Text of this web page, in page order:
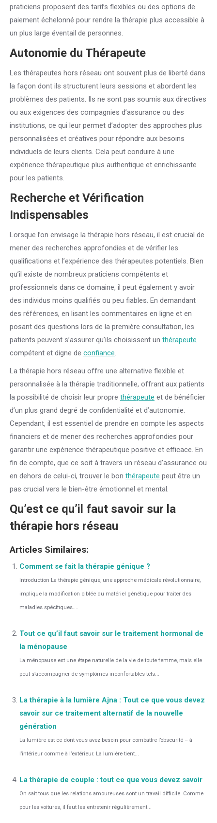
praticiens proposent des tarifs flexibles ou des options de
paiement échelonné pour rendre la thérapie plus accessible à
un plus large éventail de personnes.
Autonomie du Thérapeute
Les thérapeutes hors réseau ont souvent plus de liberté dans
la façon dont ils structurent leurs sessions et abordent les
problèmes des patients. Ils ne sont pas soumis aux directives
ou aux exigences des compagnies d’assurance ou des
institutions, ce qui leur permet d’adopter des approches plus
personnalisées et créatives pour répondre aux besoins
individuels de leurs clients. Cela peut conduire à une
expérience thérapeutique plus authentique et enrichissante
pour les patients.
Recherche et Vérification
Indispensables
Lorsque l’on envisage la thérapie hors réseau, il est crucial de
mener des recherches approfondies et de vérifier les
qualifications et l’expérience des thérapeutes potentiels. Bien
qu’il existe de nombreux praticiens compétents et
professionnels dans ce domaine, il peut également y avoir
des individus moins qualifiés ou peu fiables. En demandant
des références, en lisant les commentaires en ligne et en
posant des questions lors de la première consultation, les
patients peuvent s’assurer qu’ils choisissent un thérapeute
compétent et digne de confiance.
La thérapie hors réseau offre une alternative flexible et
personnalisée à la thérapie traditionnelle, offrant aux patients
la possibilité de choisir leur propre thérapeute et de bénéficier
d’un plus grand degré de confidentialité et d’autonomie.
Cependant, il est essentiel de prendre en compte les aspects
financiers et de mener des recherches approfondies pour
garantir une expérience thérapeutique positive et efficace. En
fin de compte, que ce soit à travers un réseau d’assurance ou
en dehors de celui-ci, trouver le bon thérapeute peut être un
pas crucial vers le bien-être émotionnel et mental.
Qu’est ce qu’il faut savoir sur la
thérapie hors réseau
Articles Similaires:
Comment se fait la thérapie génique ?
Introduction La thérapie génique, une approche médicale révolutionnaire,
implique la modification ciblée du matériel génétique pour traiter des
maladies spécifiques....
Tout ce qu’il faut savoir sur le traitement hormonal de
la ménopause
La ménopause est une étape naturelle de la vie de toute femme, mais elle
peut s’accompagner de symptômes inconfortables tels...
La thérapie à la lumière Ajna : Tout ce que vous devez
savoir sur ce traitement alternatif de la nouvelle
génération
La lumière est ce dont vous avez besoin pour combattre l’obscurité – à
l’intérieur comme à l’extérieur. La lumière tient...
La thérapie de couple : tout ce que vous devez savoir
On sait tous que les relations amoureuses sont un travail difficile. Comme
pour les voitures, il faut les entretenir régulièrement...